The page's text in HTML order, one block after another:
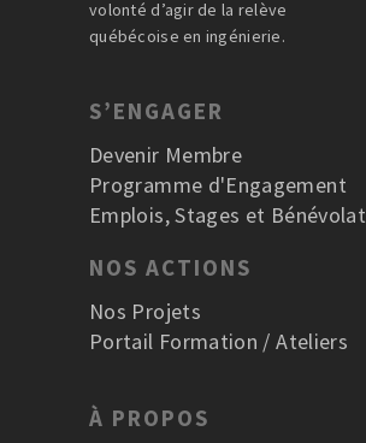
volonté d’agir de la relève
québécoise en ingénierie.
S’ENGAGER
Devenir Membre
Programme d'Engagement
Emplois, Stages et Bénévolat
NOS ACTIONS
Nos Projets
Portail Formation / Ateliers
À PROPOS